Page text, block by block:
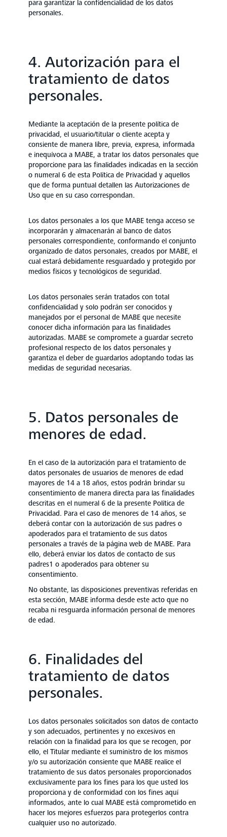
para garantizar la confidencialidad de los datos
personales.
4. Autorización para el
tratamiento de datos
personales.
Mediante la aceptación de la presente política de
privacidad, el usuario/titular o cliente acepta y
consiente de manera libre, previa, expresa, informada
e inequívoca a MABE, a tratar los datos personales que
proporcione para las finalidades indicadas en la sección
o numeral 6 de esta Política de Privacidad y aquellos
que de forma puntual detallen las Autorizaciones de
Uso que en su caso correspondan.
Los datos personales a los que MABE tenga acceso se
incorporarán y almacenarán al banco de datos
personales correspondiente, conformando el conjunto
organizado de datos personales, creados por MABE, el
cual estará debidamente resguardado y protegido por
medios físicos y tecnológicos de seguridad.
Los datos personales serán tratados con total
confidencialidad y solo podrán ser conocidos y
manejados por el personal de MABE que necesite
conocer dicha información para las finalidades
autorizadas. MABE se compromete a guardar secreto
profesional respecto de los datos personales y
garantiza el deber de guardarlos adoptando todas las
medidas de seguridad necesarias.
5. Datos personales de
menores de edad.
En el caso de la autorización para el tratamiento de
datos personales de usuarios de menores de edad
mayores de 14 a 18 años, estos podrán brindar su
consentimiento de manera directa para las finalidades
descritas en el numeral 6 de la presente Política de
Privacidad. Para el caso de menores de 14 años, se
deberá contar con la autorización de sus padres o
apoderados para el tratamiento de sus datos
personales a través de la página web de MABE. Para
ello, deberá enviar los datos de contacto de sus
padres1 o apoderados para obtener su
consentimiento.
No obstante, las disposiciones preventivas referidas en
esta sección, MABE informa desde este acto que no
recaba ni resguarda información personal de menores
de edad.
6. Finalidades del
tratamiento de datos
personales.
Los datos personales solicitados son datos de contacto
y son adecuados, pertinentes y no excesivos en
relación con la finalidad para los que se recogen, por
ello, el Titular mediante el suministro de los mismos
y/o su autorización consiente que MABE realice el
tratamiento de sus datos personales proporcionados
exclusivamente para los fines para los que usted los
proporciona y de conformidad con los fines aquí
informados, ante lo cual MABE está comprometido en
hacer los mejores esfuerzos para protegerlos contra
cualquier uso no autorizado.